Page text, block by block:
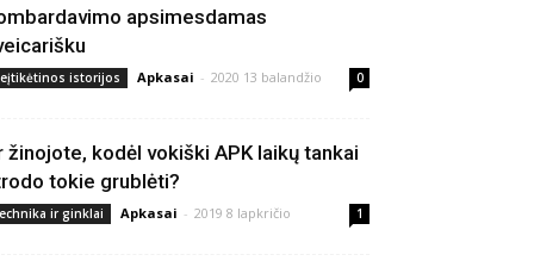
apsimesdamas
istorijos Apkasai - 2020 13 balandžio 0
žinojote, kodėl vokiški APK laikų tankai
tokie grublėti?
ir ginklai Apkasai - 2019 8 lapkričio 1